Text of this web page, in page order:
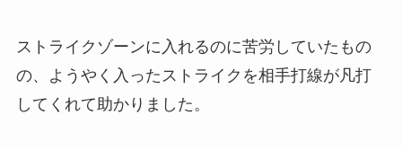
ストライクゾーンに入れるのに苦労していたもの
の、ようやく入ったストライクを相手打線が凡打
してくれて助かりました。